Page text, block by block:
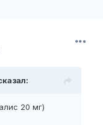
20 мг)